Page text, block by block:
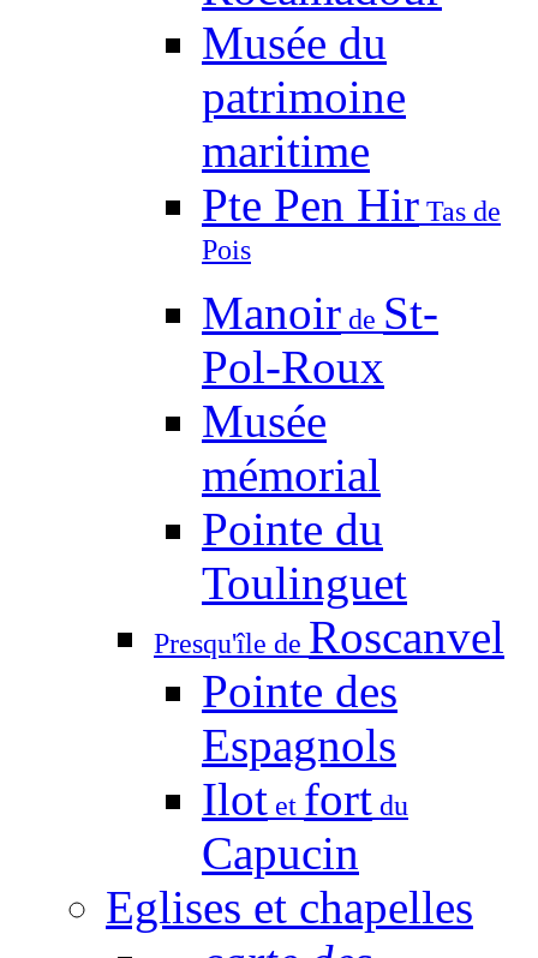
Musée du
patrimoine
maritime
Pte Pen Hir Tas de
Pois
Manoir de St-
Pol-Roux
Musée
mémorial
Pointe du
Toulinguet
Presqu'île de Roscanvel
Pointe des
Espagnols
Ilot et fort du
Capucin
Eglises et chapelles